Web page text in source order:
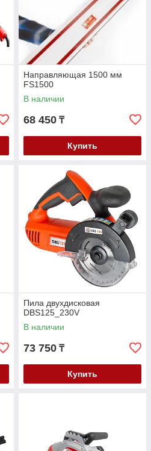
Направляющая 1500 мм
FS1500
В наличии
68 450 ₸
Купить
Пила двухдисковая
DBS125_230V
В наличии
73 750 ₸
Купить